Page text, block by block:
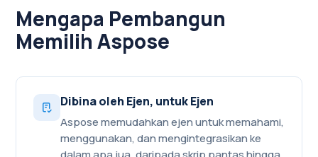
Mengapa Pembangun
Memilih Aspose
Dibina oleh Ejen, untuk Ejen
Aspose memudahkan ejen untuk memahami,
menggunakan, dan mengintegrasikan ke